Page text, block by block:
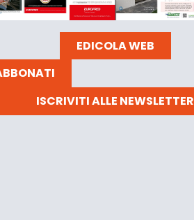
EDICOLA WEB
ISCRIVITI ALLE NEWSLETTER